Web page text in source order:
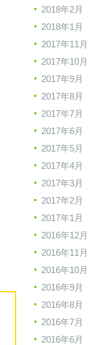
2018年2月
2018年1月
2017年11月
2017年10月
2017年9月
2017年8月
2017年7月
2017年6月
2017年5月
2017年4月
2017年3月
2017年2月
2017年1月
2016年12月
2016年11月
2016年10月
2016年9月
2016年8月
2016年7月
2016年6月